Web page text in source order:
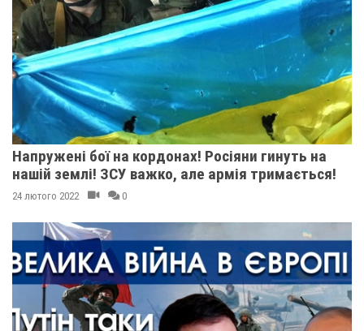
Напружені бої на кордонах! Росіяни гинуть на
нашій землі! ЗСУ важко, але армія тримається!
24 лютого 2022 0